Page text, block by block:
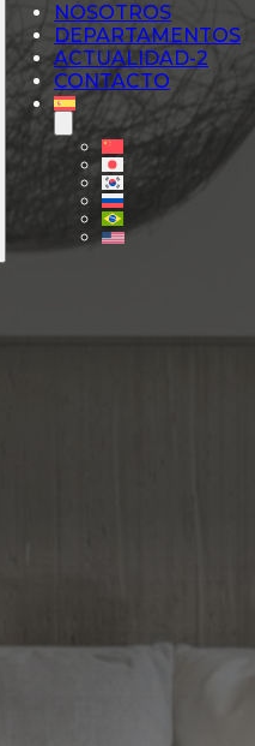
NOSOTROS
DEPARTAMENTOS
ACTUALIDAD-2
CONTACTO